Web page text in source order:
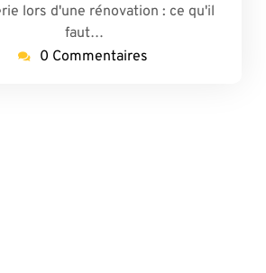
lors d'une rénovation : ce qu'il
faut…
0 Commentaires